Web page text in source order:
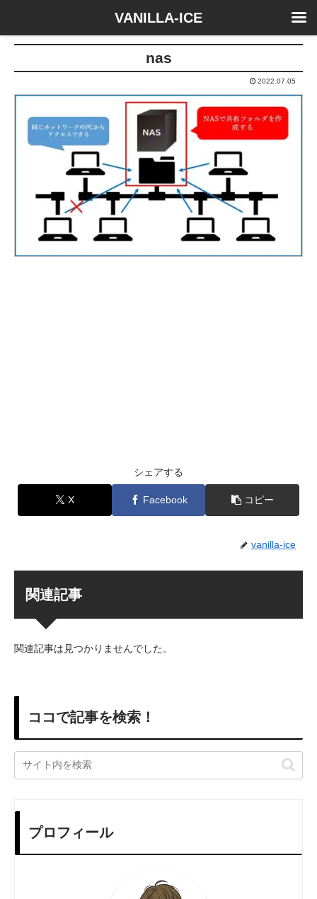
nas
2022.07.05
シェアする
X Facebook コピー
vanilla-ice
関連記事
関連記事は見つかりませんでした。
ココで記事を検索！
プロフィール
VANILLA-ICE